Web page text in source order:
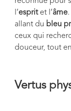
l’espritet l’âme
allant du bleu
ceux qui
douceur, tout
Vertus